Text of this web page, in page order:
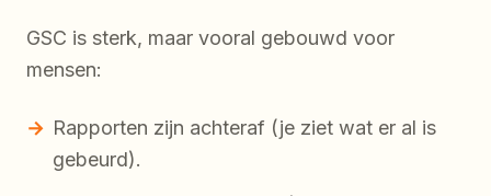
GSC is sterk, maar vooral gebouwd voor
mensen:
Rapporten zijn achteraf (je ziet wat er al is
gebeurd).